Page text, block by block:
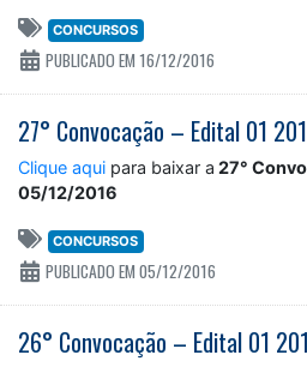
CONCURSOS
PUBLICADO EM 16/12/2016
27° Convocação – Edital 01
Clique aqui para baixar a 27°
05/12/2016
CONCURSOS
PUBLICADO EM 05/12/2016
26° Convocação – Edital 01